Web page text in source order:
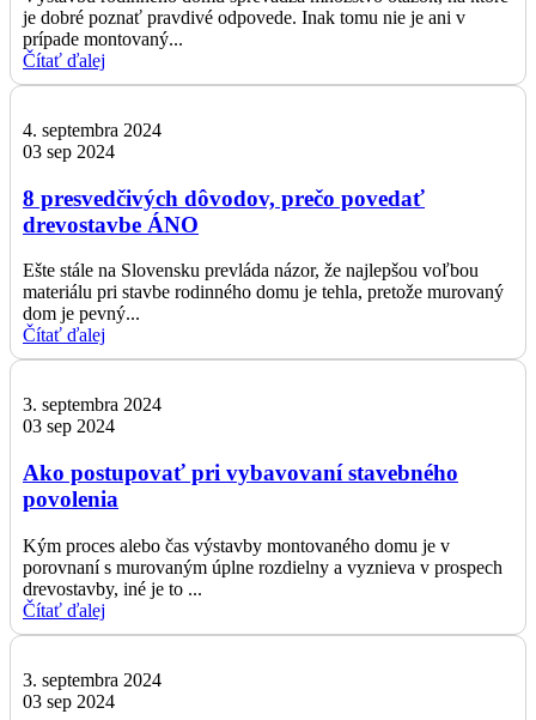
je dobré poznať pravdivé odpovede. Inak tomu nie je ani v
prípade montovaný...
Čítať ďalej
4. septembra 2024
03 sep 2024
8 presvedčivých dôvodov, prečo povedať
drevostavbe ÁNO
Ešte stále na Slovensku prevláda názor, že najlepšou voľbou
materiálu pri stavbe rodinného domu je tehla, pretože murovaný
dom je pevný...
Čítať ďalej
3. septembra 2024
03 sep 2024
Ako postupovať pri vybavovaní stavebného
povolenia
Kým proces alebo čas výstavby montovaného domu je v
porovnaní s murovaným úplne rozdielny a vyznieva v prospech
drevostavby, iné je to ...
Čítať ďalej
3. septembra 2024
03 sep 2024